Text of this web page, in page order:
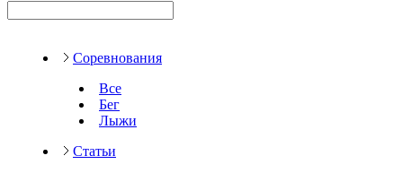
Соревнования
Все
Бег
Лыжи
Статьи